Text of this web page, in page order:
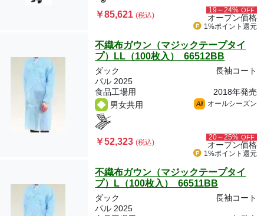
￥85,621(税込)
19～24% OFF
オープン価格
1%ポイント 還元
不織布ガウン（マジックテープタイ
プ）LL（100枚入） 66512BB
ダック
長袖コート
パル 2025
食品工場用
2018年発売
男女共用
All オールシーズン
￥52,323(税込)
20～25% OFF
オープン価格
1%ポイント 還元
不織布ガウン（マジックテープタイ
プ）L（100枚入） 66511BB
ダック
長袖コート
パル 2025